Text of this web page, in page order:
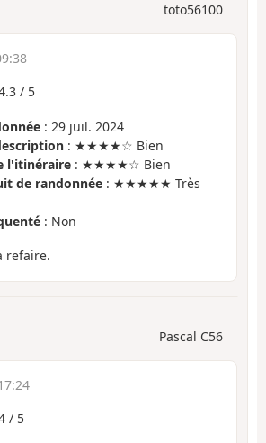
toto56100
/ 5
: 29 juil. 2024
: ★★★★☆ Bien
l'itinéraire : ★★★★☆ Bien
de randonnée : ★★★★★ Très
: Non
refaire.
Pascal C56
/ 5